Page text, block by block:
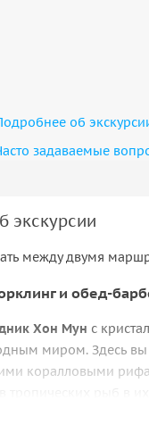
об
задаваемые
экскурсии
между двумя
и обед-
Хон Мун с
миром. Здесь
коралловыми